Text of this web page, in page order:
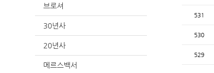
브로셔
30년사
20년사
메르스백서
531
530
529